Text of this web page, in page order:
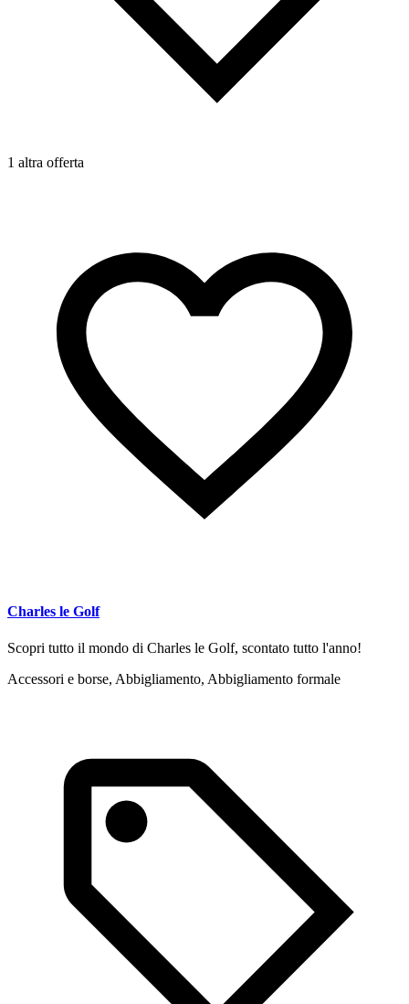
1 altra offerta
Charles le Golf
Scopri tutto il mondo di Charles le Golf, scontato tutto l'anno!
Accessori e borse, Abbigliamento, Abbigliamento formale